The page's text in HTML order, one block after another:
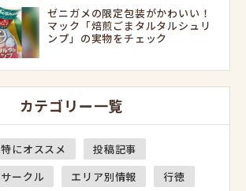
ゼニガメの限定包装がかわいい！
マック「焙煎ごまタルタルシュリ
ンプ」の実物をチェック
カテゴリー一覧
特にオススメ
投稿記事
サークル エリア別情報
行徳